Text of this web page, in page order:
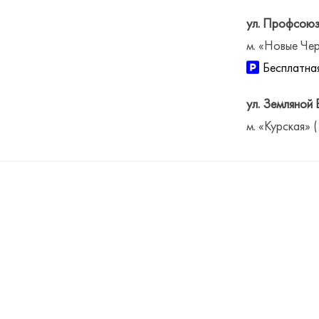
ул.
м. «Новые
ул. Земляной
м. «Курская»